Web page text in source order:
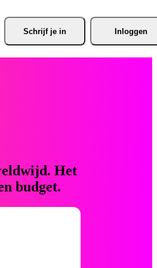
Schrijf je in Inloggen
Het
budget.